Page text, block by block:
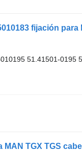
51.41501-0195
MAN TGX TGS